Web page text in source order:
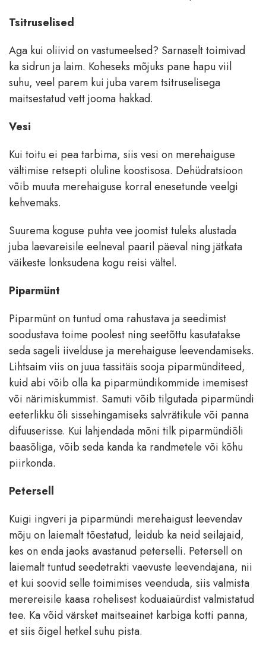
Tsitruselised
Aga kui oliivid on vastumeelsed? Sarnaselt toimivad
ka sidrun ja laim. Koheseks mõjuks pane hapu viil
suhu, veel parem kui juba varem tsitruselisega
maitsestatud vett jooma hakkad.
Vesi
Kui toitu ei pea tarbima, siis vesi on merehaiguse
vältimise retsepti oluline koostisosa. Dehüdratsioon
võib muuta merehaiguse korral enesetunde veelgi
kehvemaks.
Suurema koguse puhta vee joomist tuleks alustada
juba laevareisile eelneval paaril päeval ning jätkata
väikeste lonksudena kogu reisi vältel.
Piparmünt
Piparmünt on tuntud oma rahustava ja seedimist
soodustava toime poolest ning seetõttu kasutatakse
seda sageli iivelduse ja merehaiguse leevendamiseks.
Lihtsaim viis on juua tassitäis sooja piparmünditeed,
kuid abi võib olla ka piparmündikommide imemisest
või närimiskummist. Samuti võib tilgutada piparmündi
eeterlikku õli sissehingamiseks salvrätikule või panna
difuuserisse. Kui lahjendada mõni tilk piparmündiõli
baasõliga, võib seda kanda ka randmetele või kõhu
piirkonda.
Petersell
Kuigi ingveri ja piparmündi merehaigust leevendav
mõju on laiemalt tõestatud, leidub ka neid seilajaid,
kes on enda jaoks avastanud peterselli. Petersell on
laiemalt tuntud seedetrakti vaevuste leevendajana, nii
et kui soovid selle toimimises veenduda, siis valmista
merereisile kaasa rohelisest koduaiaürdist valmistatud
tee. Ka võid värsket maitseainet karbiga kotti panna,
et siis õigel hetkel suhu pista.